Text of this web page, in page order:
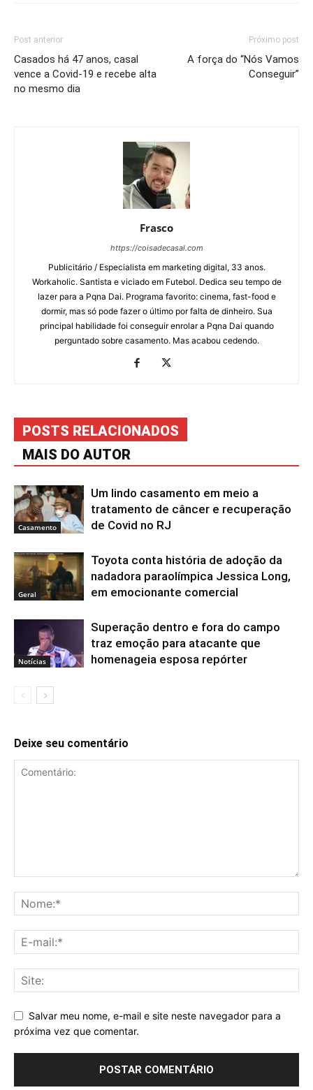
Post anterior
Casados há 47 anos, casal
vence a Covid-19 e recebe alta
no mesmo dia
Próximo post
A força do “Nós Vamos
Conseguir”
Frasco
https://coisadecasal.com
Publicitário / Especialista em marketing digital, 33 anos.
Workaholic. Santista e viciado em Futebol. Dedica seu tempo de
lazer para a Pqna Dai. Programa favorito: cinema, fast-food e
dormir, mas só pode fazer o último por falta de dinheiro. Sua
principal habilidade foi conseguir enrolar a Pqna Dai quando
perguntado sobre casamento. Mas acabou cedendo.
POSTS RELACIONADOS
MAIS DO AUTOR
Casamento
Um lindo casamento em meio a
tratamento de câncer e recuperação
de Covid no RJ
Geral
Toyota conta história de adoção da
nadadora paraolímpica Jessica Long,
em emocionante comercial
Notícias
Superação dentro e fora do campo
traz emoção para atacante que
homenageia esposa repórter
Deixe seu comentário
Salvar meu nome, e-mail e site neste navegador para a
próxima vez que comentar.